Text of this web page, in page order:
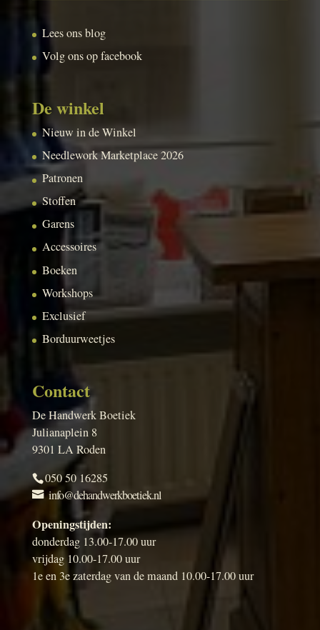
Lees ons blog
Volg ons op facebook
De winkel
Nieuw in de Winkel
Needlework Marketplace 2026
Patronen
Stoffen
Garens
Accessoires
Boeken
Workshops
Exclusief
Borduurweetjes
Contact
De Handwerk Boetiek
Julianaplein 8
9301 LA Roden
050 50 16285
info@dehandwerkboetiek.nl
Openingstijden:
donderdag 13.00-17.00 uur
vrijdag 10.00-17.00 uur
1e en 3e zaterdag van de maand 10.00-17.00 uur